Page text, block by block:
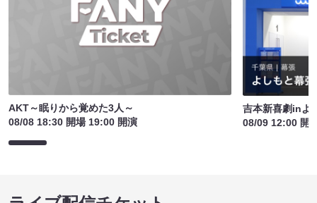
AKT～眠りから覚めた3人～
08/08 18:30 開場 19:00 開演
吉本新喜劇inよ
08/09 12:00 開